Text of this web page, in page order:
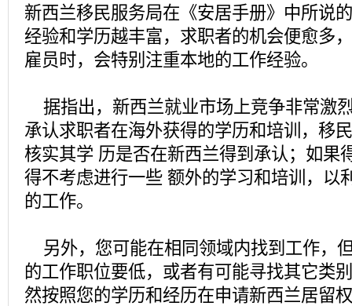
新西兰移民服务局在《安居手册》中所说
经验和学历越丰富，求职者的机会便愈多
雇员时，会特别注重本地的工作经验。
据指出，新西兰就业市场上竞争非常激
承认求职者在海外获得的学历和培训，移
核实其学 历是否在新西兰得到承认；如果
得不考虑进行一些 额外的学习和培训，以
的工作。
另外，您可能在相同领域内找到工作，
的工作职位要低，或者有可能寻找其它类
然按照您的学历和经历在申请新西兰居留